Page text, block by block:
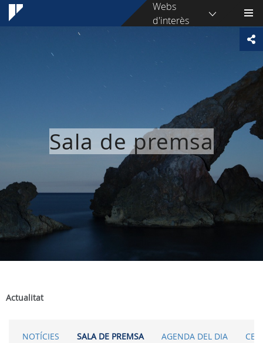
Webs
d'interès
Sala de premsa
Actualitat
NOTÍCIES SALA DE PREMSA AGENDA DEL DIA